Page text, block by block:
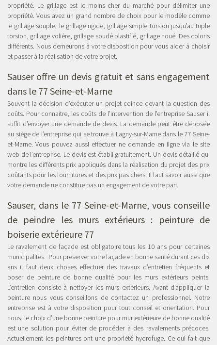
propriété. Le grillage est le moins cher du marché pour délimiter une
propriété. Vous avez un grand nombre de choix pour le modèle comme
le grillage souple, le grillage rigide, grillage simple torsion jusqu’au triple
torsion, grillage volière, grillage soudé plastifié, grillage noué. Des coloris
différents. Nous demeurons à votre disposition pour vous aider à choisir
et passer à la réalisation de votre projet.
Sauser offre un devis gratuit et sans engagement
dans le 77 Seine-et-Marne
Souvent la décision d’exécuter un projet coince devant la question des
coûts. Pour connaitre, les coûts de l’intervention de l’entreprise Sauser il
suffit d’envoyer une demande de devis. La demande peut être déposée
au siège de l’entreprise qui se trouve à Lagny-sur-Marne dans le 77 Seine-
et-Marne. Vous pouvez aussi effectuer ne demande en ligne via le site
web de l’entreprise. Le devis est établi gratuitement. Un devis détaillé qui
montre les différents prix appliqués dans la réalisation du projet des prix
coûtants pour les fournitures et des prix pas chers. Il faut savoir aussi que
votre demande ne constitue pas un engagement de votre part.
Sauser, dans le 77 Seine-et-Marne, vous conseille
de peindre les murs extérieurs : peinture de
boiserie extérieure 77
Le ravalement de façade est obligatoire tous les 10 ans pour certaines
municipalités. Pour préserver votre façade en bonne santé durant ces dix
ans il faut deux choses effectuer des travaux d’entretien fréquents et
poser de peinture de bonne qualité pour les murs extérieurs peints.
L’entretien consiste à nettoyer les murs extérieurs. Avant d’appliquer la
peinture nous vous conseillons de contactez un professionnel. Notre
entreprise est à votre disposition pour tout conseil et orientation. Pour
nous, le choix d’une bonne peinture pour mur extérieure de bonne qualité
est une solution pour éviter de procéder à des ravalements précoces.
Actuellement les peintures ont une propriété hydrofuge. Ce qui fait que